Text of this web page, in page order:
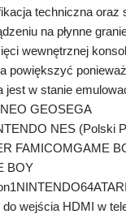
techniczna oraz
na płynne
wewnętrznej
powiększyć
jest w stanie
GEOSEGA
NES (Polski
FAMICOMGAME
BOY
wejścia HDMI w